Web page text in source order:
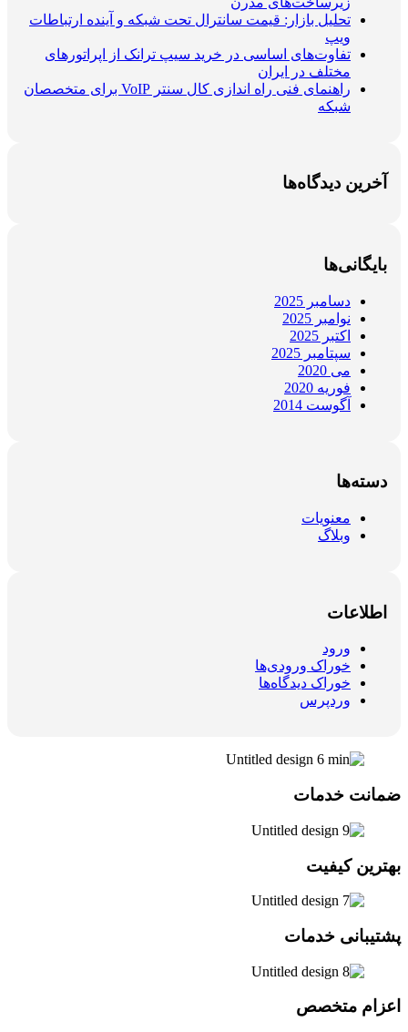
تحلیل بازار: قیمت سانترال تحت شبکه و آینده ارتباطات
ویپ
تفاوت‌های اساسی در خرید سیپ ترانک از اپراتورهای
مختلف در ایران
راهنمای فنی راه اندازی کال سنتر VoIP برای متخصصان
شبکه
آخرین دیدگاه‌ها
بایگانی‌ها
دسامبر 2025
نوامبر 2025
اکتبر 2025
سپتامبر 2025
می 2020
فوریه 2020
آگوست 2014
دسته‌ها
معنویات
وبلاگ
اطلاعات
ورود
خوراک ورودی‌ها
خوراک دیدگاه‌ها
وردپرس
ضمانت خدمات
بهترین کیفیت
پشتیبانی خدمات
اعزام متخصص